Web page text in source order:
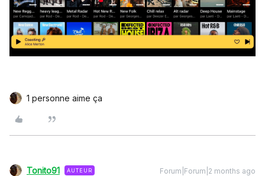
1 personne aime ça
Tonito91 AUTEUR Forum|Forum|2 months ago